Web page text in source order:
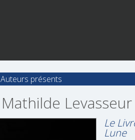
Auteurs présents
Mathilde Levasseur
Le
Lune